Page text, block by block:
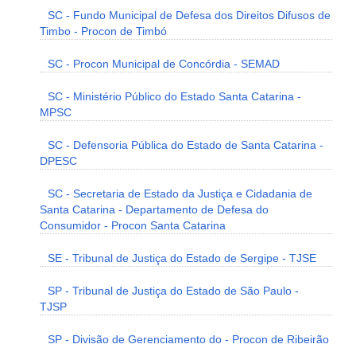
SC - Fundo Municipal de Defesa dos Direitos Difusos de
Timbo - Procon de Timbó
SC - Procon Municipal de Concórdia - SEMAD
SC - Ministério Público do Estado Santa Catarina -
MPSC
SC - Defensoria Pública do Estado de Santa Catarina -
DPESC
SC - Secretaria de Estado da Justiça e Cidadania de
Santa Catarina - Departamento de Defesa do
Consumidor - Procon Santa Catarina
SE - Tribunal de Justiça do Estado de Sergipe - TJSE
SP - Tribunal de Justiça do Estado de São Paulo -
TJSP
SP - Divisão de Gerenciamento do - Procon de Ribeirão